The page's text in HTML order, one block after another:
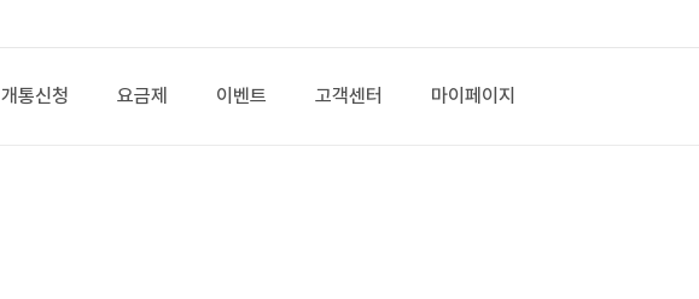
개통신청 요금제 이벤트 고객센터 마이페이지